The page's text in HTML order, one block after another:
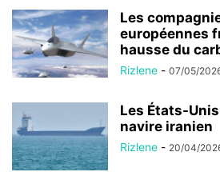
Les
européennes
hausse du
Rizlene - 07/05/
Les États-
navire iranien
Rizlene - 20/04/